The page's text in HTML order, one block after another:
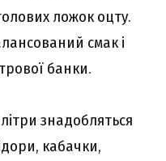
ложок оцту.
смак і
банки.
знадобляться
кабачки,